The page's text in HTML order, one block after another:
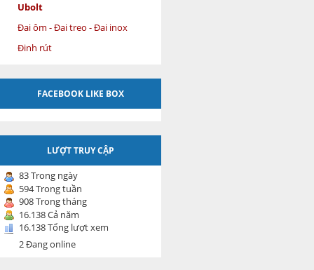
Ubolt
Đai ôm - Đai treo - Đai inox
Đinh rút
FACEBOOK LIKE BOX
LƯỢT TRUY CẬP
83 Trong ngày
594 Trong tuần
908 Trong tháng
16.138 Cả năm
16.138 Tổng lượt xem
2 Đang online